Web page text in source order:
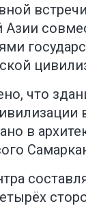
Азии
что
в